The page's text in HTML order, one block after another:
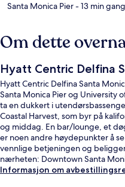
Santa Monica Pier- 13 min
Om dette
Hyatt Centric Delfina
Hyatt Centric Delfina Santa
Santa Monica Pier og University
ta en dukkert i
Coastal Harvest, som byr på
og middag. En bar/lounge, et
er noen andre høydepunkter å
vennlige betjeningen og
nærheten: Downtown Santa
unna til fots.
Informasjon om